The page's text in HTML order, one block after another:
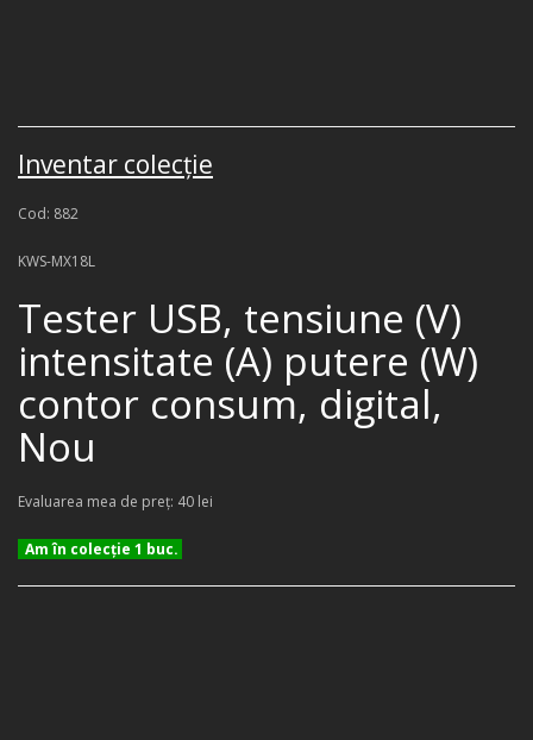
Inventar colecţie
Cod: 882
KWS-MX18L
Tester USB, tensiune (V)
intensitate (A) putere (W)
contor consum, digital,
Nou
Evaluarea mea de preţ: 40 lei
Am în colecţie 1 buc.